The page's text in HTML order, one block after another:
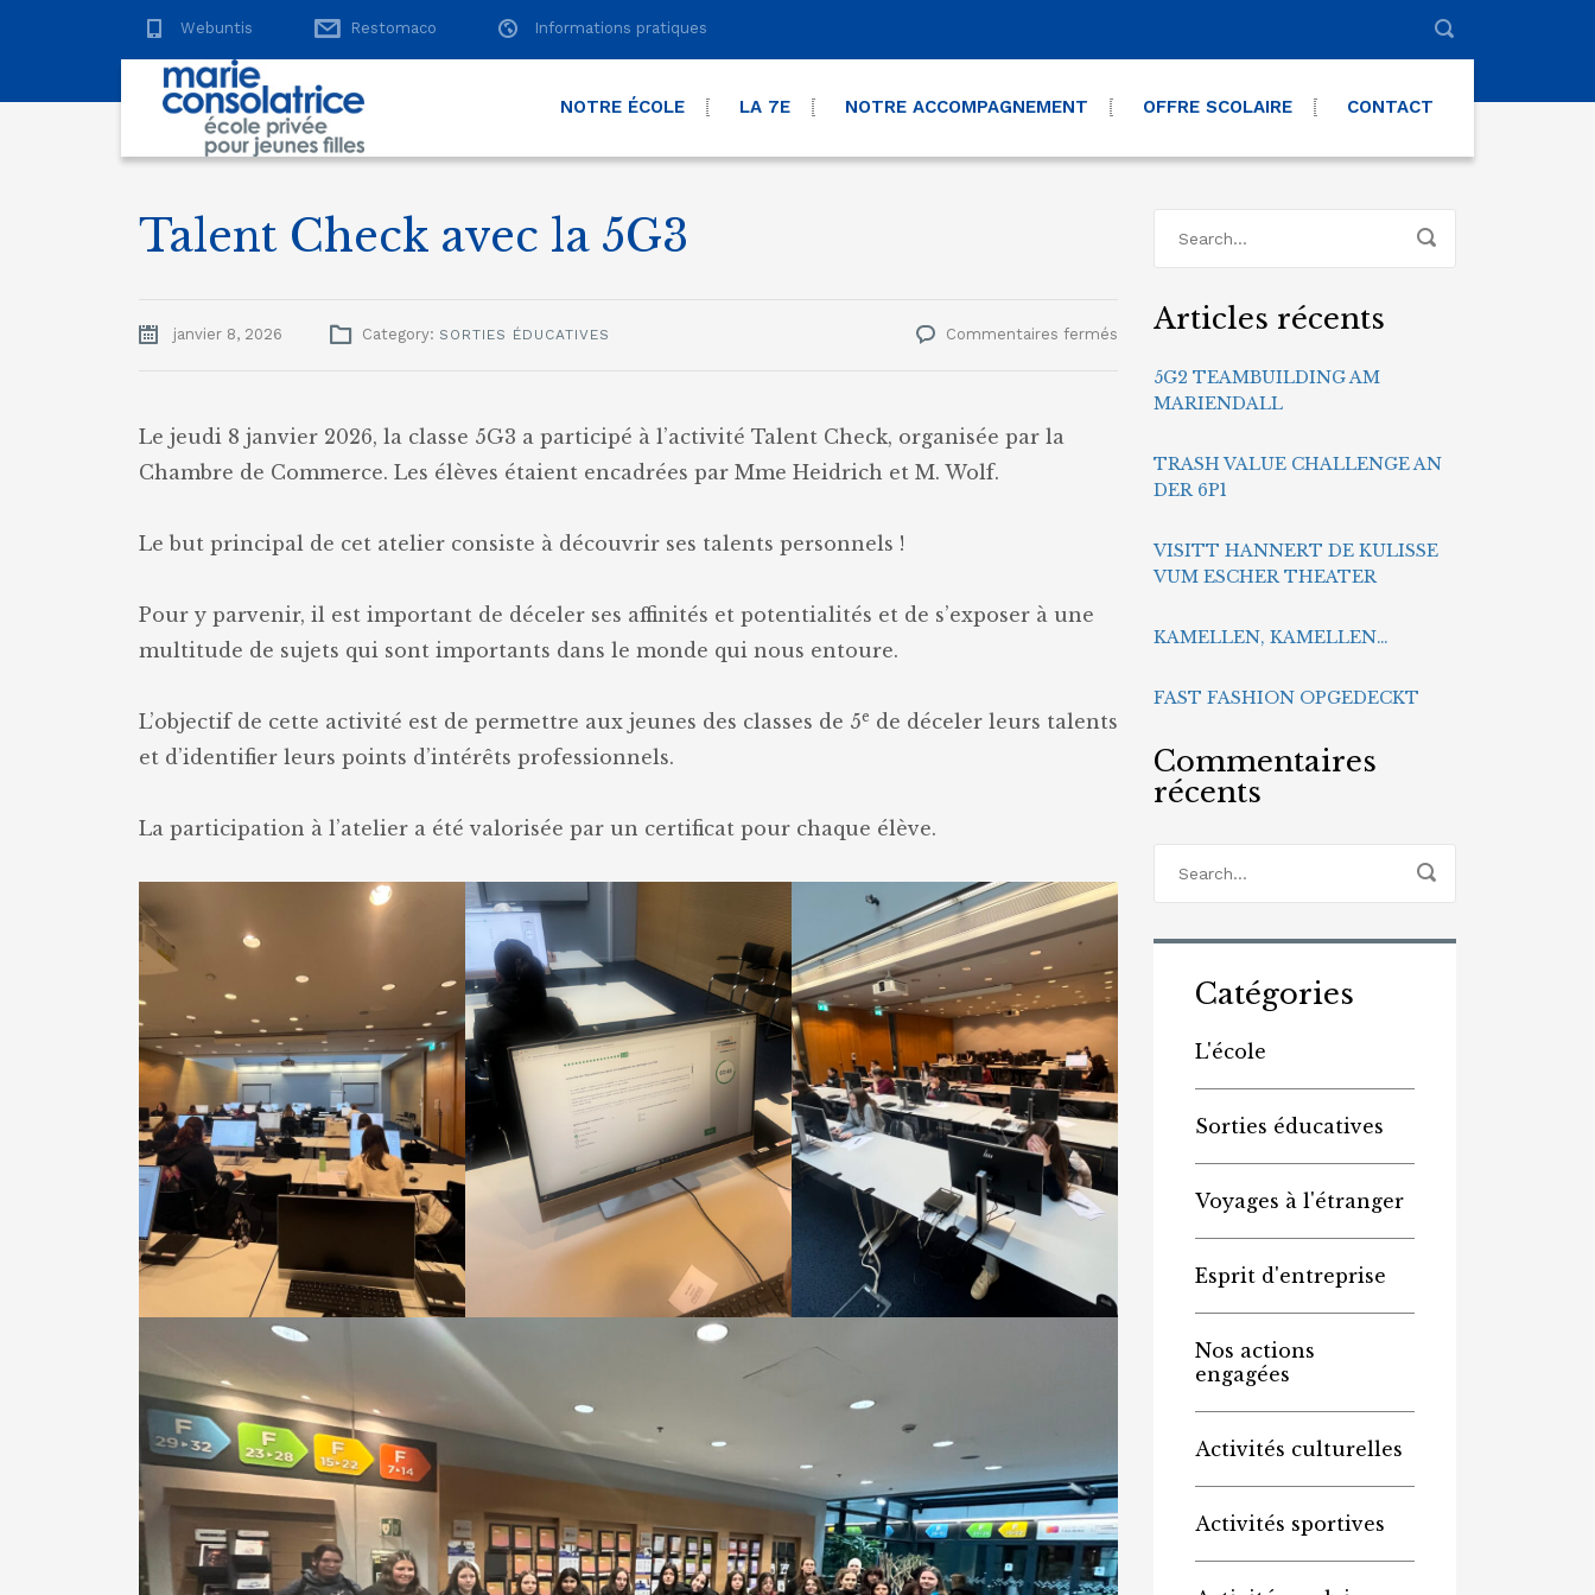
Webuntis Restomaco Informations pratiques
NOTRE ÉCOLE LA 7E NOTRE ACCOMPAGNEMENT OFFRE SCOLAIRE CONTACT
Talent Check avec la 5G3
janvier 8, 2026 Category: SORTIES ÉDUCATIVES Commentaires fermés
Check
Le jeudi 8 janvier 2026, la classe 5G3 a participé à l’activité Talent Check, organisée par la
Chambre de Commerce. Les élèves étaient encadrées par Mme Heidrich et M. Wolf.
Le but principal de cet atelier consiste à découvrir ses talents personnels !
Pour y parvenir, il est important de déceler ses affinités et potentialités et de s’exposer à une
multitude de sujets qui sont importants dans le monde qui nous entoure.
L’objectif de cette activité est de permettre aux jeunes des classes de 5e de déceler leurs talents
et d’identifier leurs points d’intérêts professionnels.
La participation à l’atelier a été valorisée par un certificat pour chaque élève.
Articles récents
5G2 TEAMBUILDING AM
MARIENDALL
TRASH VALUE CHALLENGE AN
DER 6P1
VISITT HANNERT DE KULISSE
VUM ESCHER THEATER
KAMELLEN, KAMELLEN…
FAST FASHION OPGEDECKT
Commentaires
récents
Catégories
L'école
Sorties éducatives
Voyages à l'étranger
Esprit d'entreprise
Nos actions
engagées
Activités culturelles
Activités sportives